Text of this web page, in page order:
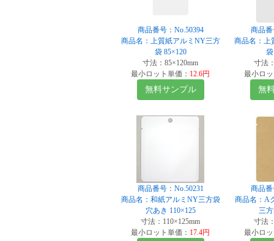
商品番号：No.50394
商品名：上質紙アルミNY三方
袋 85×120
寸法：85×120mm
最小ロット単価： 12.6円
無料サンプル
商品番
商品名：上
寸法
最小ロ
無
商品番号：No.50231
商品名：和紙アルミNY三方袋
穴あき 110×125
寸法：110×125mm
最小ロット単価： 17.4円
商品番
商品名：A
三
寸法
最小ロ